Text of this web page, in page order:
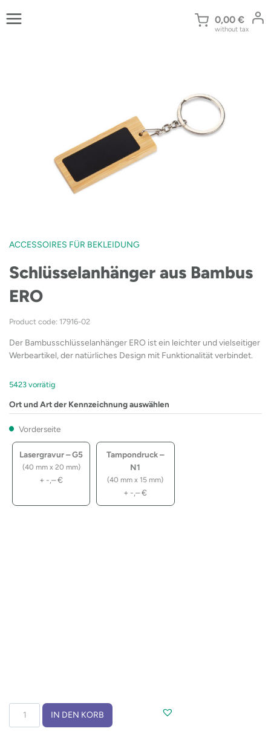
Inhalt
0,00 €
without tax
ACCESSOIRES FÜR BEKLEIDUNG
Schlüsselanhänger aus Bambus
ERO
Product code: 17916-02
Der Bambusschlüsselanhänger ERO ist ein leichter und vielseitiger
Werbeartikel, der natürliches Design mit Funktionalität verbindet.
5423 vorrätig
Ort und Art der Kennzeichnung auswählen
Vorderseite
Lasergravur – G5
(40 mm x 20 mm)
+ -,–€
Tampondruck –
N1
(40 mm x 15 mm)
+ -,–€
Schlüsselanhänger
IN DEN KORB